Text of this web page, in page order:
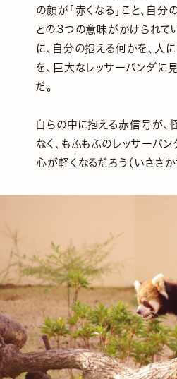
の顔が「赤くなる」こと、自分
との３つの意味がかけられて
に、自分の抱える何かを、人
を、巨大なレッサーパンダに
だ。
自らの中に抱える赤信号が、
なく、もふもふのレッサーパ
心が軽くなるだろう（いささか